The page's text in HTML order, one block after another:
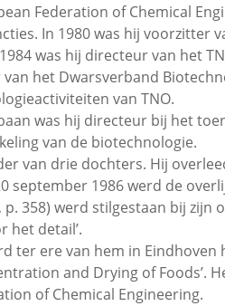
Federation of Chemical
In 1980 was hij voorzitter
was hij directeur van het
het Dwarsverband
van TNO.
was hij directeur bij het
van de biotechnologie.
van drie dochters. Hij
september 1986 werd de
p. 358) werd stilgestaan bij zijn
het detail’.
ter ere van hem in Eindhoven
and Drying of Foods’.
of Chemical Engineering.